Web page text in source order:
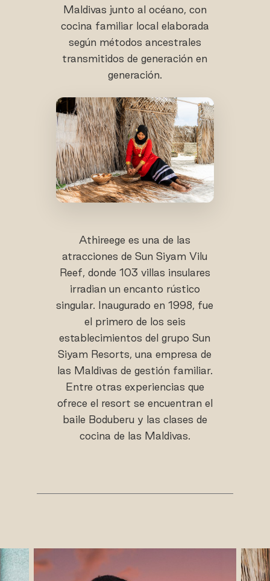
Maldivas junto al océano, con
cocina familiar local elaborada
según métodos ancestrales
transmitidos de generación en
generación.
Athireege es una de las
atracciones de Sun Siyam Vilu
Reef, donde 103 villas insulares
irradian un encanto rústico
singular. Inaugurado en 1998, fue
el primero de los seis
establecimientos del grupo Sun
Siyam Resorts, una empresa de
las Maldivas de gestión familiar.
Entre otras experiencias que
ofrece el resort se encuentran el
baile Boduberu y las clases de
cocina de las Maldivas.